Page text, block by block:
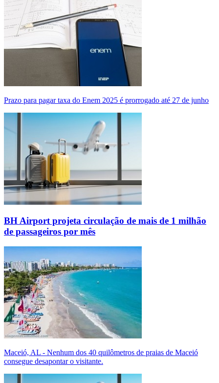
Prazo para pagar taxa do Enem 2025 é prorrogado até 27 de junho
BH Airport projeta circulação de mais de 1 milhão
de passageiros por mês
Maceió, AL - Nenhum dos 40 quilômetros de praias de Maceió
consegue desapontar o visitante.